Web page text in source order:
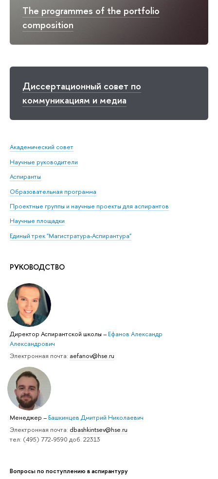
The programmes of the portfolio
composition
Диссертационный совет по
коммуникациям и медиа
Академический совет
Научные руководители
Аспиранты
Образовательная программа
Проектные группы и научные проекты для аспирантов
Научные площадки
Единый трек "Магистратура-Аспирантура"
РУКОВОДСТВО
Директор Аспирантской школы – Ефанов Александр
Александрович
Электронная почта: aefanov@hse.ru
Менеджер – Башкинцев Дмитрий Николаевич
Электронная почта: dbashkintsev@hse.ru
тел: (495) 772-9590 доб. 22313
Вопросы по поступлению в аспирантуру